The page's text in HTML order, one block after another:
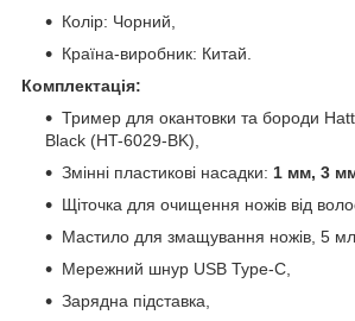
Колір: Чорний,
Країна-виробник: Китай.
Комплектація:
Тример для окантовки та бороди
Black (HT-6029-BK),
Змінні пластикові насадки: 1 мм, 3
Щіточка для очищення ножів від
Мастило для змащування ножів, 5 мл,
Мережний шнур USB Type-C,
Зарядна підставка,